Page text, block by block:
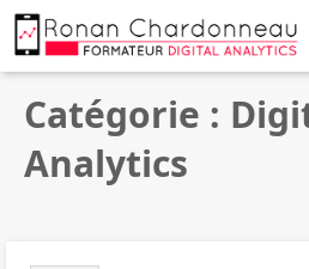
Catégorie :
Analytics